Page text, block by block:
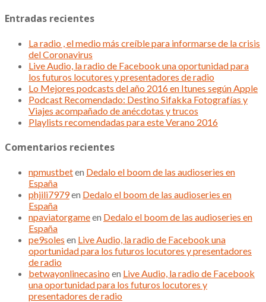
Entradas recientes
La radio , el medio más creíble para informarse de la crisis
del Coronavirus
Live Audio, la radio de Facebook una oportunidad para
los futuros locutores y presentadores de radio
Lo Mejores podcasts del año 2016 en Itunes según Apple
Podcast Recomendado: Destino Sifakka Fotografías y
Viajes acompañado de anécdotas y trucos
Playlists recomendadas para este Verano 2016
Comentarios recientes
npmustbeten Dedalo el boom de las audioseries en
España
phjili7979en Dedalo el boom de las audioseries en
España
npaviatorgameen Dedalo el boom de las audioseries en
España
pe9soles en Live Audio, la radio de Facebook una
oportunidad para los futuros locutores y presentadores
de radio
betwayonlinecasino en Live Audio, la radio de Facebook
una oportunidad para los futuros locutores y
presentadores de radio